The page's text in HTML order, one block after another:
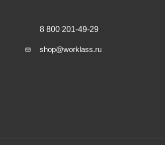
8 800 201-49-29
shop@worklass.ru